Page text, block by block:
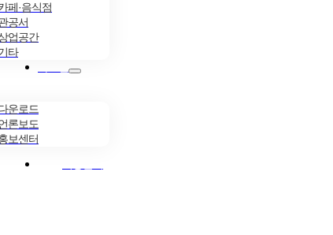
페·음식점
공서
업공간
타
운로드
론보도
보센터